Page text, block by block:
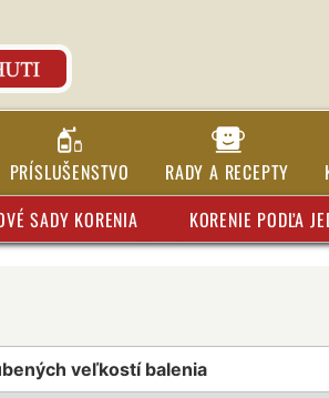
PRÍSLUŠENSTVO RADY A RECEPTY
SADY KORENIA KORENIE PODĽA
veľkostí balenia